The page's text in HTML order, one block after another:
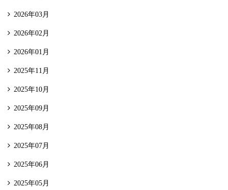
2026年03月
2026年02月
2026年01月
2025年11月
2025年10月
2025年09月
2025年08月
2025年07月
2025年06月
2025年05月